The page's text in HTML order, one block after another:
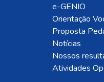
e-GENIO
Orientação
Proposta
Notícias
Nossos
Atividades